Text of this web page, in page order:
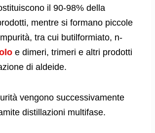
il 90-98% della
mentre si formano piccole
tra cui butilformiato, n-
e dimeri, trimeri e altri prodotti
di aldeide.
vengono successivamente
distillazioni multifase.